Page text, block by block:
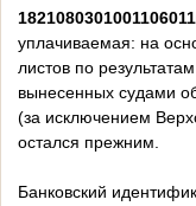
уплачиваемая: на
листов по
вынесенных судами
(за исключением
остался прежним.
Банковский